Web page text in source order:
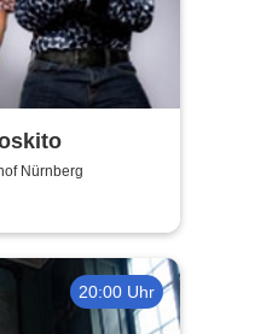
Nürnberg
20:00 Uhr